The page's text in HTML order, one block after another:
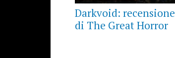
Darkvoid: recensione
di The Great Horror